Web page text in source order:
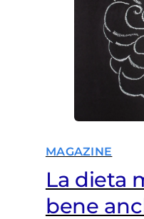
quali, se…
MAGAZINE
La dieta
bene